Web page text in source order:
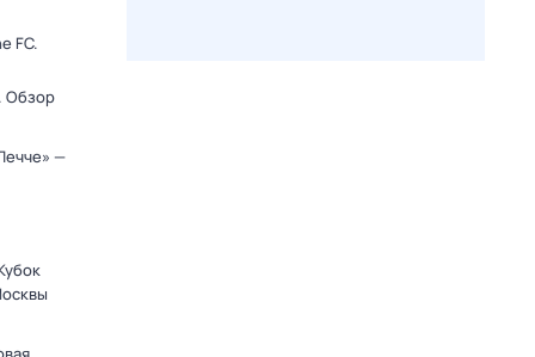
FC.
Обзор
—